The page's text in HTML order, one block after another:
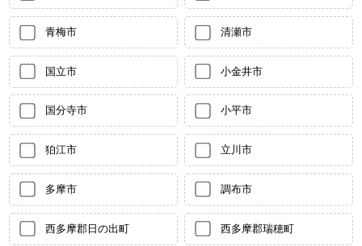
青梅市 清瀬市
国立市 小金井市
国分寺市 小平市
狛江市 立川市
多摩市 調布市
西多摩郡日の出町 西多摩郡瑞穂町